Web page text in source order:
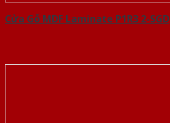
Cửa Gỗ MDF Laminate P1R3 2-SGD